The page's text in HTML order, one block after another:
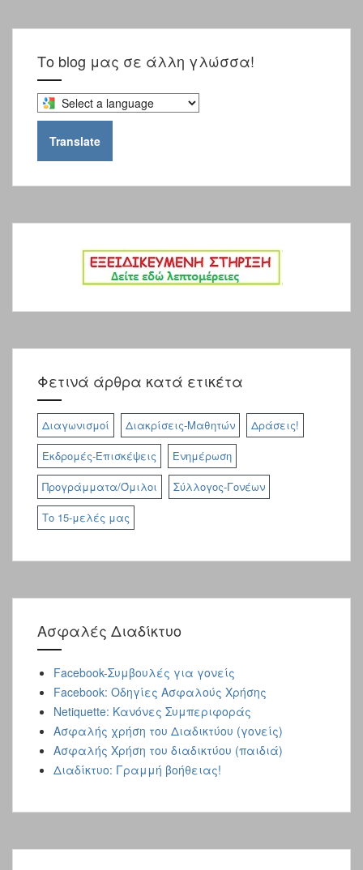
Το blog μας σε άλλη γλώσσα!
Select
a
language
translate
this
Translate
Φετινά άρθρα κατά ετικέτα
Διαγωνισμοί Διακρίσεις-Μαθητών
Δράσεις!
Εκδρομές-Επισκέψεις
Ενημέρωση
Προγράμματα/Όμιλοι
Σύλλογος-Γονέων
Το 15-μελές μας
Ασφαλές Διαδίκτυo
Facebook-Συμβουλές για γονείς
Facebook: Οδηγίες Ασφαλούς Χρήσης
Netiquette: Κανόνες Συμπεριφοράς
Ασφαλής χρήση του Διαδικτύου (γονείς)
Ασφαλής Χρήση του διαδικτύου (παιδιά)
Διαδίκτυο: Γραμμή βοήθειας!